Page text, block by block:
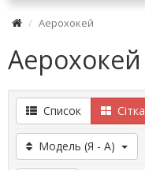
Аерохокей
Аерохокей
Список Сітка
Модель (Я - A)